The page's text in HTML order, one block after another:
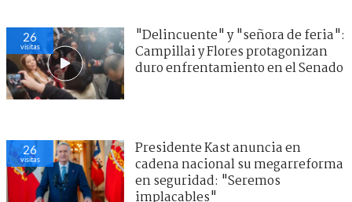
26
visitas
"Delincuente" y "señora de feria":
Campillai y Flores protagonizan
duro enfrentamiento en el Senado
26
visitas
Presidente Kast anuncia en
cadena nacional su megarreforma
en seguridad: "Seremos
implacables"